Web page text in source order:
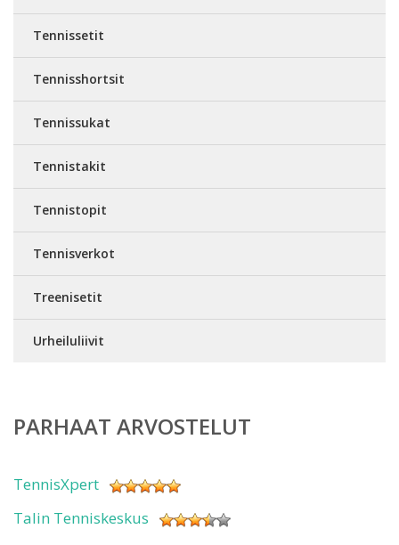
Tennissetit
Tennisshortsit
Tennissukat
Tennistakit
Tennistopit
Tennisverkot
Treenisetit
Urheiluliivit
PARHAAT ARVOSTELUT
TennisXpert
Talin Tenniskeskus